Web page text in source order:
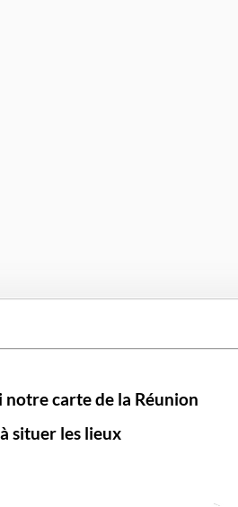
carte de la Réunion
situer les lieux